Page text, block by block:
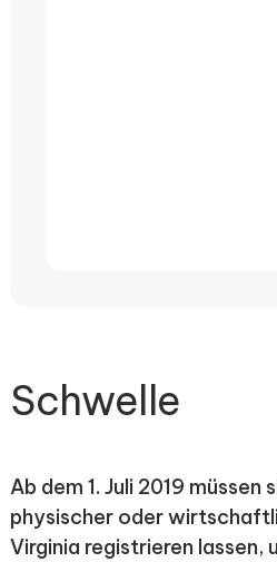
Schwelle
Ab dem 1. Juli 2019
physischer oder
Virginia registrieren lassen,